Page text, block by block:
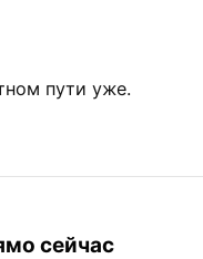
пути уже.
сейчас